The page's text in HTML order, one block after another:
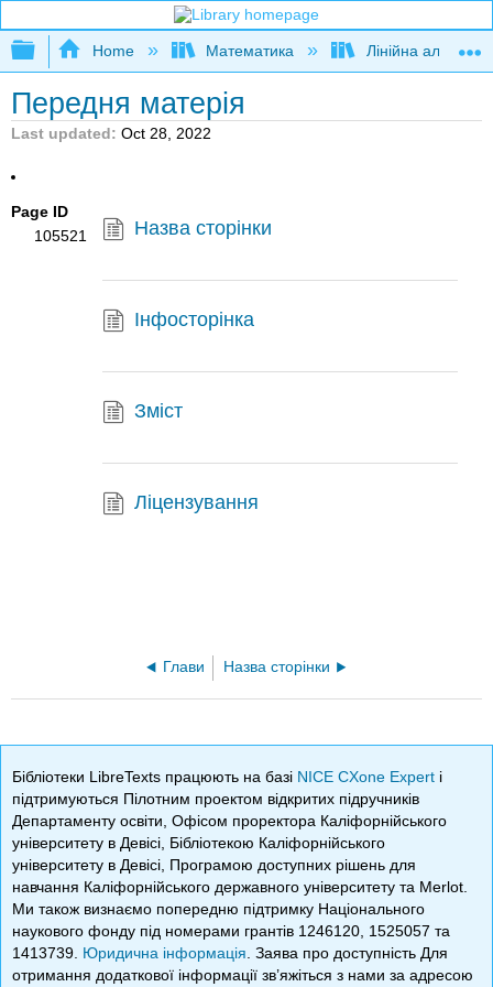
Expand/collapse global hierarchy
Home Математика Лінійна алгебра
Передня матерія
Last updated Oct 28, 2022
Page ID
105521
Назва сторінки
Інфосторінка
Зміст
Ліцензування
Глави Назва сторінки
Бібліотеки LibreTexts працюють на базі NICE CXone Expert і
підтримуються Пілотним проектом відкритих підручників
Департаменту освіти, Офісом проректора Каліфорнійського
університету в Девісі, Бібліотекою Каліфорнійського
університету в Девісі, Програмою доступних рішень для
навчання Каліфорнійського державного університету та Merlot.
Ми також визнаємо попередню підтримку Національного
наукового фонду під номерами грантів 1246120, 1525057 та
1413739. Юридична інформація . Заява про доступність Для
отримання додаткової інформації зв’яжіться з нами за адресою